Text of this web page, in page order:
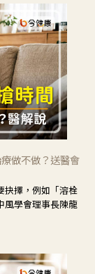
做不做？送醫會
抉擇，例如「溶栓
風學會理事長陳龍